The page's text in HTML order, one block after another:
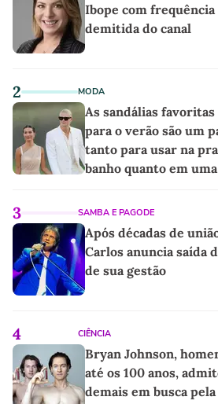
Ibope com frequência
demitida do canal
2 MODA
As sandálias
para o verão são um
tanto para usar na
banho quanto em
3 SAMBA E PAGODE
Após décadas de
Carlos anuncia saída
de sua gestão
4 CIÊNCIA
Bryan Johnson,
até os 100 anos,
demais em busca